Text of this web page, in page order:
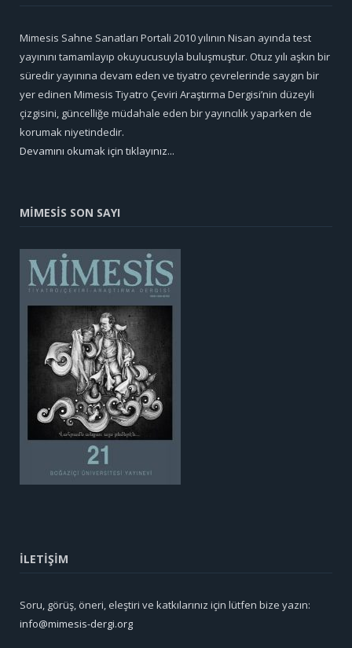
Mimesis Sahne Sanatları Portali 2010 yılının Nisan ayında test
yayınını tamamlayıp okuyucusuyla buluşmuştur. Otuz yılı aşkın bir
süredir yayınına devam eden ve tiyatro çevrelerinde saygın bir
yer edinen Mimesis Tiyatro Çeviri Araştırma Dergisi’nin düzeyli
çizgisini, güncelliğe müdahale eden bir yayıncılık yaparken de
korumak niyetindedir.
Devamını okumak için tıklayınız...
MİMESİS SON SAYI
İLETİŞİM
Soru, görüş, öneri, eleştiri ve katkılarınız için lütfen bize yazın:
info@mimesis-dergi.org